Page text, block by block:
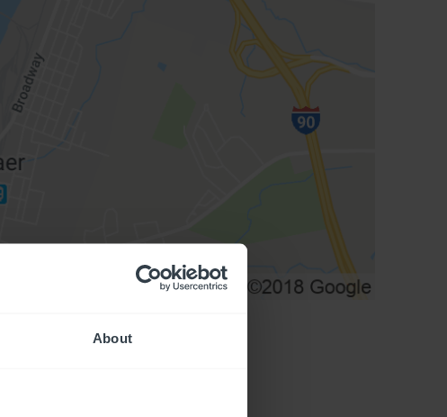
About